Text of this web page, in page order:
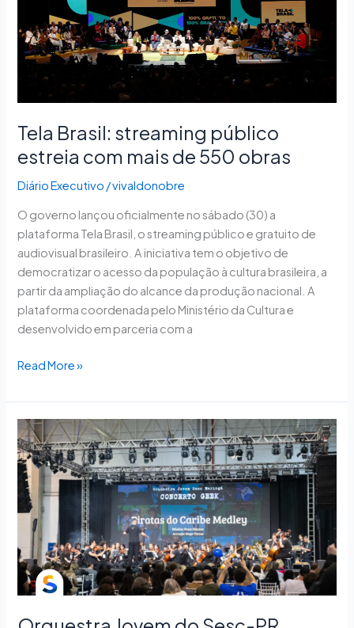
Tela Brasil: streaming público
estreia com mais de 550 obras
Diário Executivo /vivaldonobre
O governo lançou oficialmente no sábado (30) a
plataforma Tela Brasil, o streaming público e gratuito de
audiovisual brasileiro. A iniciativa tem o objetivo de
democratizar o acesso da população à cultura brasileira, a
partir da ampliação do alcance da produção nacional. A
plataforma coordenada pelo Ministério da Cultura e
desenvolvido em parceria com a
mais
de
obras
Read More »
Orquestra
Jovem
do
Sesc-
PR
emociona
público
na
Semana
S
com